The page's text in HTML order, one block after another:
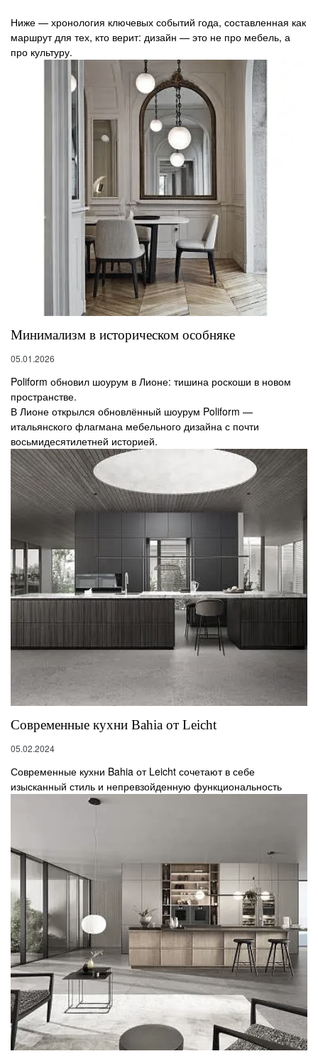
Ниже — хронология ключевых событий года, составленная как
маршрут для тех, кто верит: дизайн — это не про мебель, а
про культуру.
Минимализм в историческом особняке
05.01.2026
Poliform обновил шоурум в Лионе: тишина роскоши в новом
пространстве.
В Лионе открылся обновлённый шоурум Poliform —
итальянского флагмана мебельного дизайна с почти
восьмидесятилетней историей.
Современные кухни Bahia от Leicht
05.02.2024
Современные кухни Bahia от Leicht сочетают в себе
изысканный стиль и непревзойденную функциональность